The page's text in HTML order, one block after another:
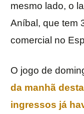
mesmo lado, o
Aníbal, que tem
comercial no
O jogo de
da manhã
ingressos já